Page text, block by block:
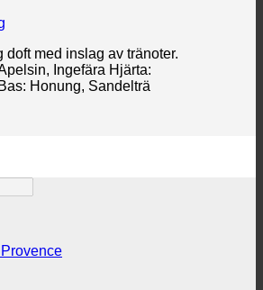
doft med inslag av tränoter.
Ingefära Hjärta:
Honung, Sandelträ